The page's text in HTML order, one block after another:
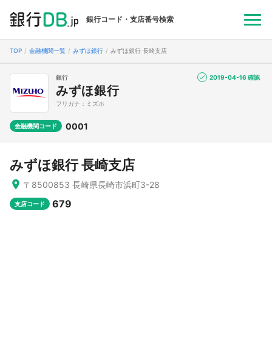
銀行コード・支店番号検索
TOP 金融機関一覧 みずほ銀行 みずほ銀行 長崎支店
銀行
みずほ銀行
フリガナ：ミズホ
金融機関コード 0001
2019-04-16 確認
みずほ銀行 長崎支店
〒8500853 長崎県長崎市浜町3-28
支店コード 679